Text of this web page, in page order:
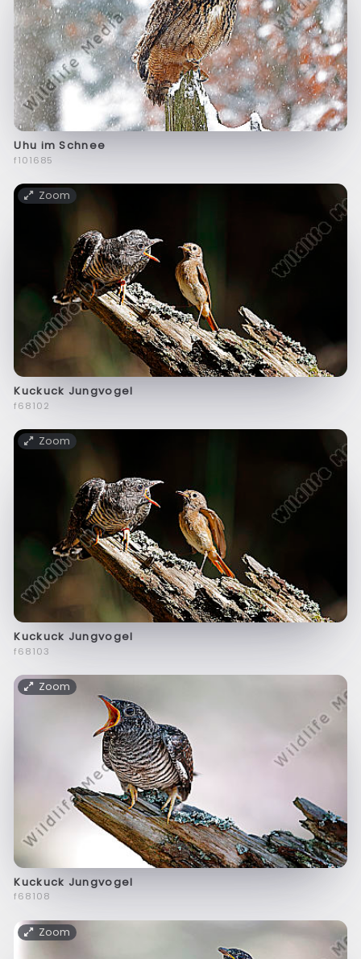
Uhu im Schnee
f101685
Zoom
Kuckuck Jungvogel
f68102
Zoom
Kuckuck Jungvogel
f68103
Zoom
Kuckuck Jungvogel
f68108
Zoom